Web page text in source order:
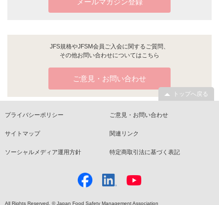
JFS規格やJFSM会員ご入会に関するご質問、
その他お問い合わせについてはこちら
ご意見・お問い合わせ
トップへ戻る
プライバシーポリシー ご意見・お問い合わせ
サイトマップ 関連リンク
ソーシャルメディア運用方針 特定商取引法に基づく表記
All Rights Reserved. © Japan Food Safety Management Association